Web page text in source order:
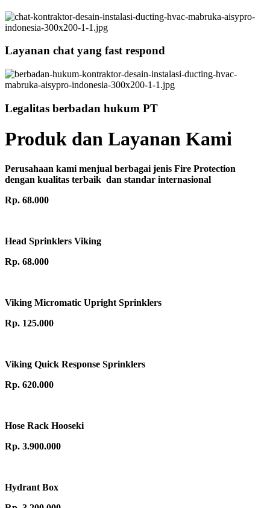
Layanan chat yang fast respond
Legalitas berbadan hukum PT
Produk dan Layanan Kami
Perusahaan kami menjual berbagai jenis Fire Protection
dengan kualitas terbaik dan standar internasional
Rp. 68.000
Head Sprinklers Viking
Rp. 68.000
Viking Micromatic Upright Sprinklers
Rp. 125.000
Viking Quick Response Sprinklers
Rp. 620.000
Hose Rack Hooseki
Rp. 3.900.000
Hydrant Box